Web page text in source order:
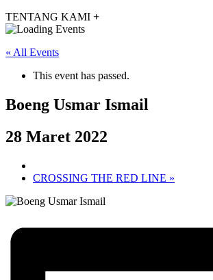
TENTANG KAMI +
« All Events
This event has passed.
Boeng Usmar Ismail
28 Maret 2022
CROSSING THE RED LINE »